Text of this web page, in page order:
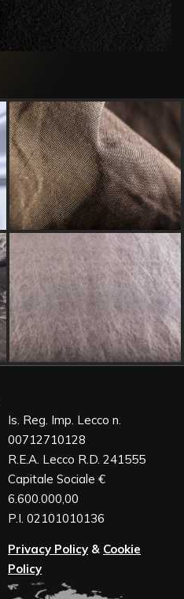
Is. Reg. Imp. Lecco n.
00712710128
R.E.A. Lecco R.D. 241555
Capitale Sociale €
6.600.000,00
P.I. 02101010136
Privacy Policy & Cookie
Policy